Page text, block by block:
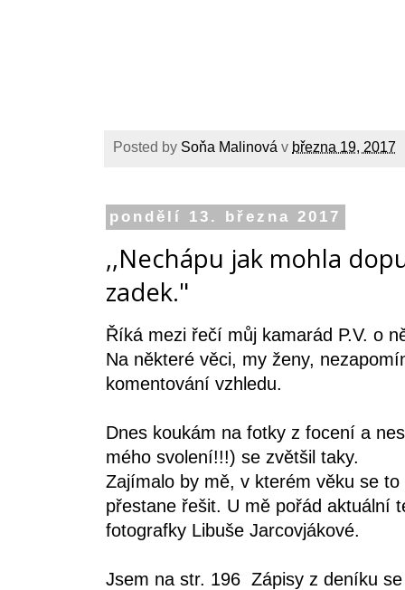
Posted by Soňa Malinová v března 19, 2017
pondělí 13. března 2017
,,Nechápu jak mohla
zadek."
Říká mezi řečí můj kamarád P.V. o
Na některé věci, my ženy,
komentování vzhledu.
Dnes koukám na fotky z focení a
mého svolení!!!) se zvětšil taky.
Zajímalo by mě, v kterém věku se
přestane řešit. U mě pořád aktuální
fotografky Libuše Jarcovjákové.
Jsem na str. 196 Zápisy z deníku